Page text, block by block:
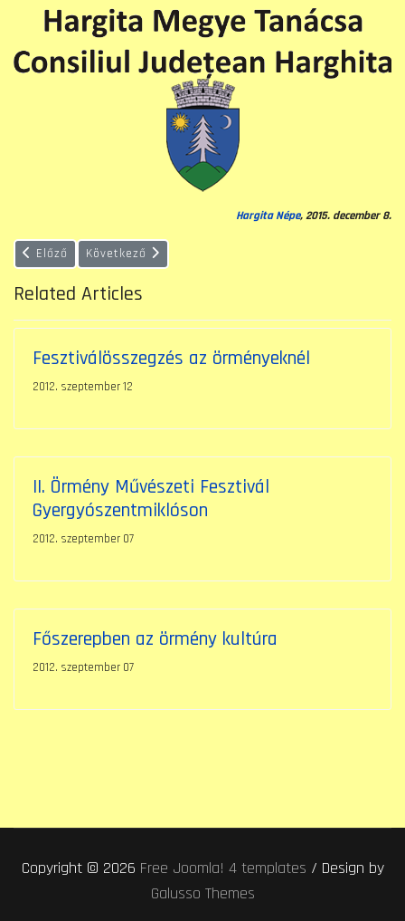
Hargita Népe, 2015. december 8.
Előző cikk: Angyaljárás a gyergyói örményeknél
Előző Következő cikk: Új kántor az örményeknél: az
Következő
Related Articles
Fesztiválösszegzés az örményeknél
2012. szeptember 12
II. Örmény Művészeti Fesztivál
Gyergyószentmiklóson
2012. szeptember 07
Főszerepben az örmény kultúra
2012. szeptember 07
Copyright © 2026 Free Joomla! 4 templates / Design by
Galusso Themes